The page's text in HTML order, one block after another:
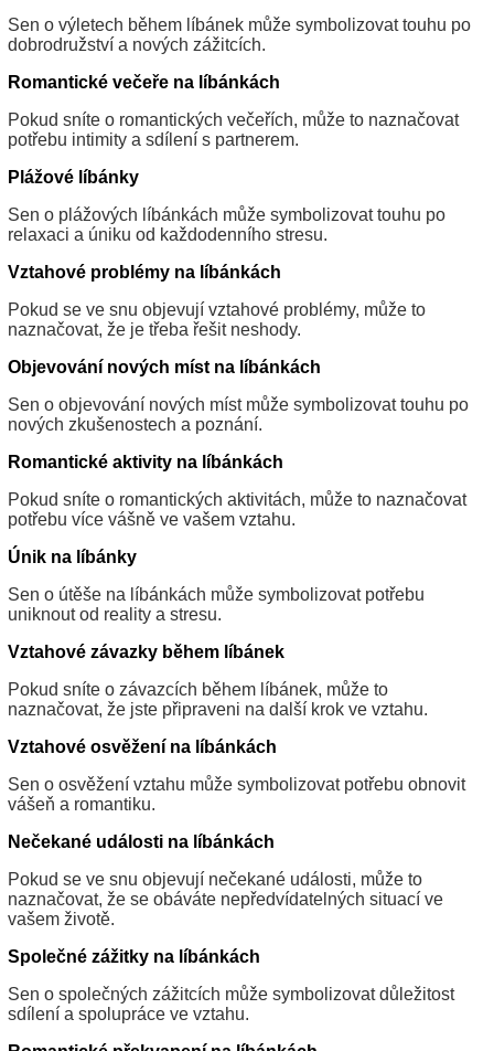
Sen o výletech během líbánek může symbolizovat touhu po
dobrodružství a nových zážitcích.
Romantické večeře na líbánkách
Pokud sníte o romantických večeřích, může to naznačovat
potřebu intimity a sdílení s partnerem.
Plážové líbánky
Sen o plážových líbánkách může symbolizovat touhu po
relaxaci a úniku od každodenního stresu.
Vztahové problémy na líbánkách
Pokud se ve snu objevují vztahové problémy, může to
naznačovat, že je třeba řešit neshody.
Objevování nových míst na líbánkách
Sen o objevování nových míst může symbolizovat touhu po
nových zkušenostech a poznání.
Romantické aktivity na líbánkách
Pokud sníte o romantických aktivitách, může to naznačovat
potřebu více vášně ve vašem vztahu.
Únik na líbánky
Sen o útěše na líbánkách může symbolizovat potřebu
uniknout od reality a stresu.
Vztahové závazky během líbánek
Pokud sníte o závazcích během líbánek, může to
naznačovat, že jste připraveni na další krok ve vztahu.
Vztahové osvěžení na líbánkách
Sen o osvěžení vztahu může symbolizovat potřebu obnovit
vášeň a romantiku.
Nečekané události na líbánkách
Pokud se ve snu objevují nečekané události, může to
naznačovat, že se obáváte nepředvídatelných situací ve
vašem životě.
Společné zážitky na líbánkách
Sen o společných zážitcích může symbolizovat důležitost
sdílení a spolupráce ve vztahu.